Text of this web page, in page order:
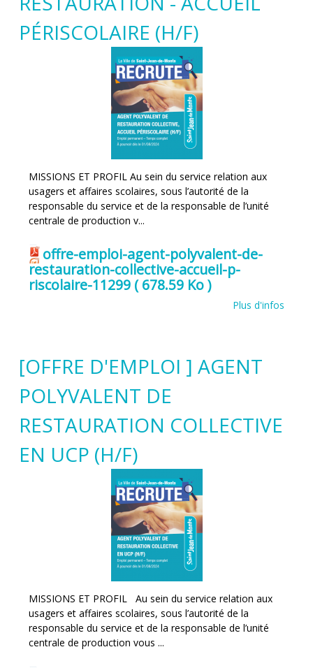
PÉRISCOLAIRE (H/F)
MISSIONS ET PROFIL Au sein du service relation aux
usagers et affaires scolaires, sous l’autorité de la
responsable du service et de la responsable de l’unité
centrale de production v...
offre-emploi-agent-polyvalent-de-
restauration-collective-accueil-p-
riscolaire-11299 ( 678.59 Ko )
Plus d'infos
[OFFRE D'EMPLOI ] AGENT
POLYVALENT DE
RESTAURATION COLLECTIVE
EN UCP (H/F)
MISSIONS ET PROFIL Au sein du service relation aux
usagers et affaires scolaires, sous l’autorité de la
responsable du service et de la responsable de l’unité
centrale de production vous ...